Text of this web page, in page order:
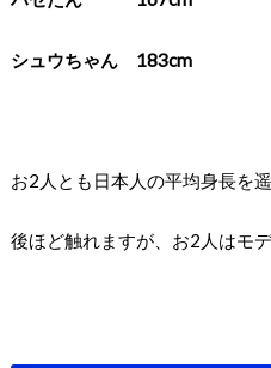
シュウちゃん 183cm
お2人とも日本人の平均身長を
後ほど触れますが、お2人はモ